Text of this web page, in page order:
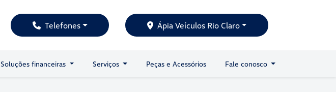
Telefones Ápia Veículos Rio Claro
Soluções financeiras Serviços Peças e Acessórios Fale conosco